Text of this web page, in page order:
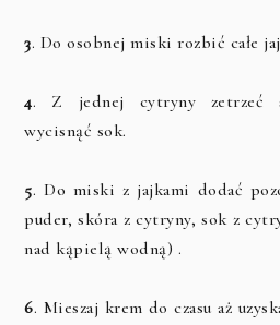
3. Do osobnej miski rozbić całe
4. Z jednej cytryny zetrzeć
wycisnąć sok.
5. Do miski z jajkami dodać
puder, skóra z cytryny, sok z
nad kąpielą wodną) .
6. Mieszaj krem do czasu aż